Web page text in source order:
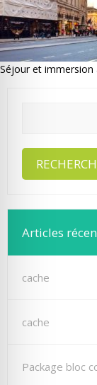
Séjour et immersion
Articles
cache
cache
Package bloc